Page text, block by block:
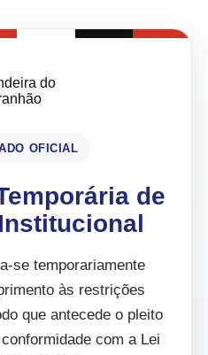
OFICIAL
de
se temporariamente
às restrições
que antecede o pleito
com a Lei